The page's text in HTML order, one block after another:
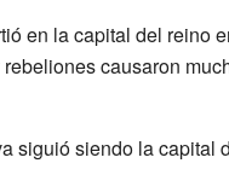
en la capital del reino
causaron
siguió siendo la capital